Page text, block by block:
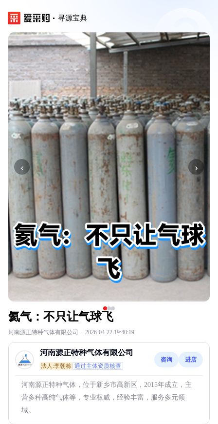
寻源宝典
‹ ›
氦气：不只让气球飞
河南源正特种气体有限公司 · 2026-04-22 19:40:19
河南源正特种气体有限公司
法人:李朝栋 通过主体资质核查
咨询 进店
河南源正特种气体，位于新乡市高新区，2015年成立，主
营多种高纯气体等，专业权威，经验丰富，服务多元领
域。